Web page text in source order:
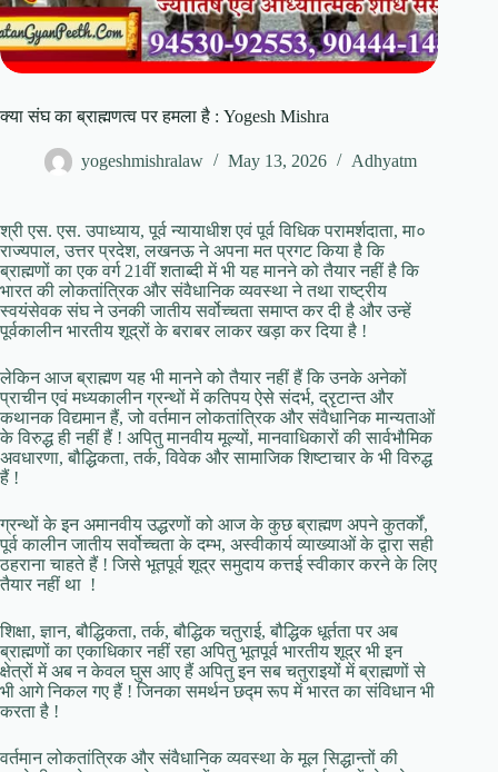
क्या संघ का ब्राह्मणत्व पर हमला है : Yogesh Mishra
yogeshmishralaw May 13, 2026 Adhyatm
श्री एस. एस. उपाध्याय, पूर्व न्यायाधीश एवं पूर्व विधिक परामर्शदाता, मा०
राज्यपाल, उत्तर प्रदेश, लखनऊ ने अपना मत प्रगट किया है कि
ब्राह्मणों का एक वर्ग 21वीं शताब्दी में भी यह मानने को तैयार नहीं है कि
भारत की लोकतांत्रिक और संवैधानिक व्यवस्था ने तथा राष्ट्रीय
स्वयंसेवक संघ ने उनकी जातीय सर्वोच्चता समाप्त कर दी है और उन्हें
पूर्वकालीन भारतीय शूद्रों के बराबर लाकर खड़ा कर दिया है !
लेकिन आज ब्राह्मण यह भी मानने को तैयार नहीं हैं कि उनके अनेकों
प्राचीन एवं मध्यकालीन ग्रन्थों में कतिपय ऐसे संदर्भ, द्रृटान्त और
कथानक विद्यमान हैं, जो वर्तमान लोकतांत्रिक और संवैधानिक मान्यताओं
के विरुद्ध ही नहीं हैं ! अपितु मानवीय मूल्यों, मानवाधिकारों की सार्वभौमिक
अवधारणा, बौद्धिकता, तर्क, विवेक और सामाजिक शिष्टाचार के भी विरुद्ध
हैं !
ग्रन्थों के इन अमानवीय उद्धरणों को आज के कुछ ब्राह्मण अपने कुतर्कों,
पूर्व कालीन जातीय सर्वोच्चता के दम्भ, अस्वीकार्य व्याख्याओं के द्वारा सही
ठहराना चाहते हैं ! जिसे भूतपूर्व शूद्र समुदाय कत्तई स्वीकार करने के लिए
तैयार नहीं था !
शिक्षा, ज्ञान, बौद्धिकता, तर्क, बौद्धिक चतुराई, बौद्धिक धूर्तता पर अब
ब्राह्मणों का एकाधिकार नहीं रहा अपितु भूतपूर्व भारतीय शूद्र भी इन
क्षेत्रों में अब न केवल घुस आए हैं अपितु इन सब चतुराइयों में ब्राह्मणों से
भी आगे निकल गए हैं ! जिनका समर्थन छद्म रूप में भारत का संविधान भी
करता है !
वर्तमान लोकतांत्रिक और संवैधानिक व्यवस्था के मूल सिद्धान्तों की